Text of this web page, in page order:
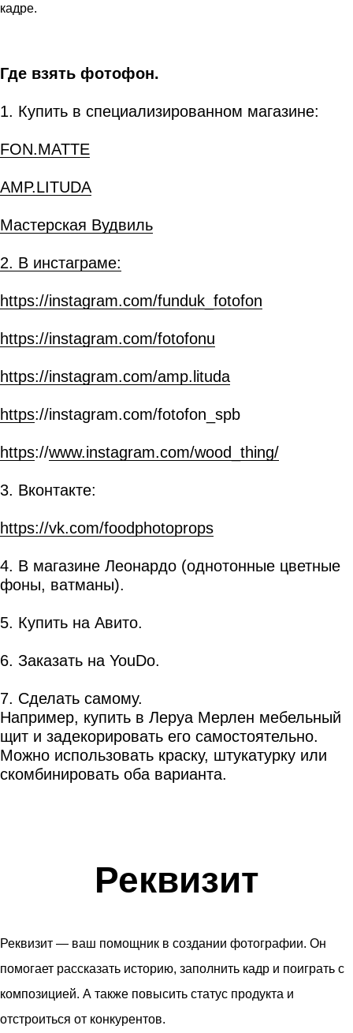
кадре.
Где взять фотофон.
1. Купить в специализированном магазине:
FON.MATTE
AMP.LITUDA
Мастерская Вудвиль
2. В инстаграме:
https://instagram.com/funduk_fotofon
https://instagram.com/fotofonu
https://instagram.com/amp.lituda
https://instagram.com/fotofon_spb
https://www.instagram.com/wood_thing/
3. Вконтакте:
https://vk.com/foodphotoprops
4. В магазине Леонардо (однотонные цветные
фоны, ватманы).
5. Купить на Авито.
6. Заказать на YouDo.
7. Сделать самому.
Например, купить в Леруа Мерлен мебельный
щит и задекорировать его самостоятельно.
Можно использовать краску, штукатурку или
скомбинировать оба варианта.
Реквизит
Реквизит — ваш помощник в создании фотографии. Он
помогает рассказать историю, заполнить кадр и поиграть с
композицией. А также повысить статус продукта и
отстроиться от конкурентов.